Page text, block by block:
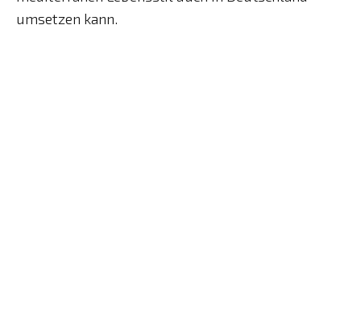
umsetzen kann.